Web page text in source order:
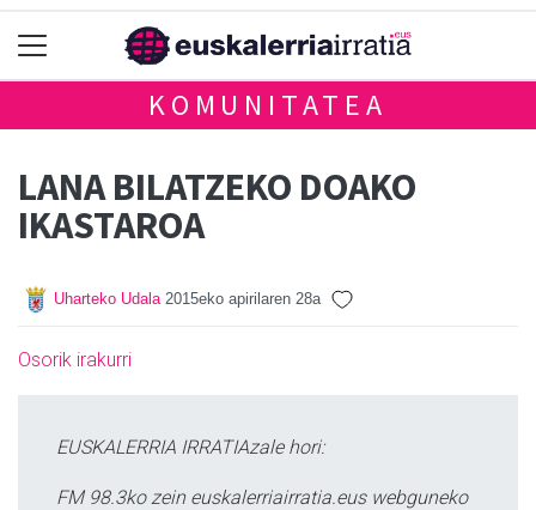
KOMUNITATEA
LANA BILATZEKO DOAKO
IKASTAROA
Uharteko Udala 2015eko apirilaren 28a
Osorik irakurri
EUSKALERRIA IRRATIAzale hori:
FM 98.3ko zein euskalerriairratia.eus webguneko